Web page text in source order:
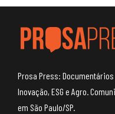
Prosa Press:
Inovação, ESG e Agro.
em São Paulo/SP.